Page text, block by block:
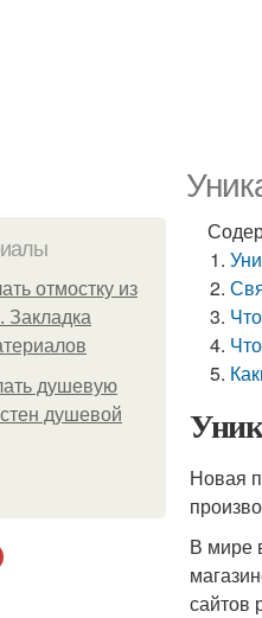
отмостку из
Закладка
душевую
душевой
Новая
В мире
сайтов